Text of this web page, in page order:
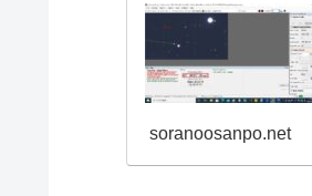
soranoosanpo.net